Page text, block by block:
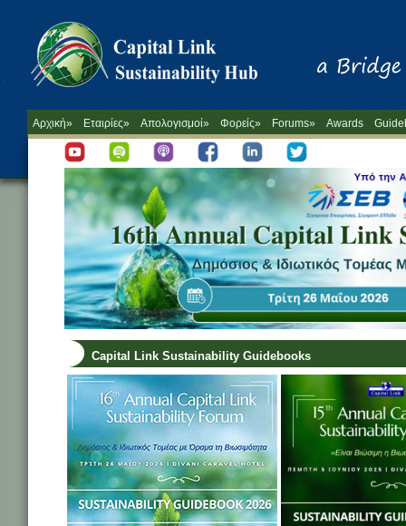
Αρχική» Εταιρίες» Απολογισμοί» Φορείς» Forums» Awards
Capital Link Sustainability Guidebooks